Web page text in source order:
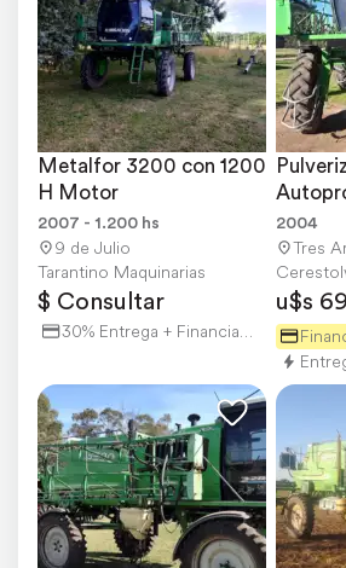
Metalfor 3200 con 1200
H Motor
2007 - 1.200 hs
9 de Julio
Tarantino Maquinarias
$ Consultar
30% Entrega + Financiación
2004.
2004
Tres
u$s